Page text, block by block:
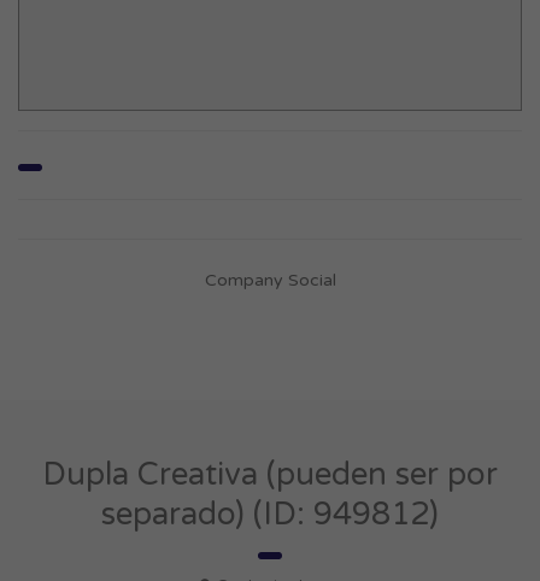
Company Social
Dupla Creativa (pueden ser por
separado) (ID: 949812)